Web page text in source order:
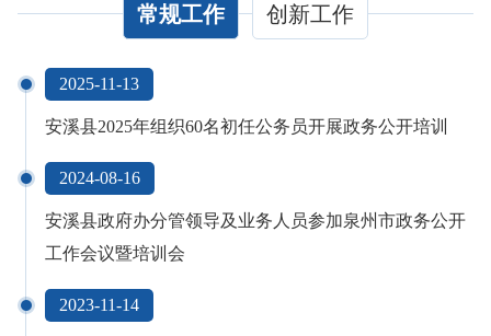
常规工作 创新工作
2025-11-13
安溪县2025年组织60名初任公务员开展政务公开培训
2024-08-16
安溪县政府办分管领导及业务人员参加泉州市政务公开
工作会议暨培训会
2023-11-14